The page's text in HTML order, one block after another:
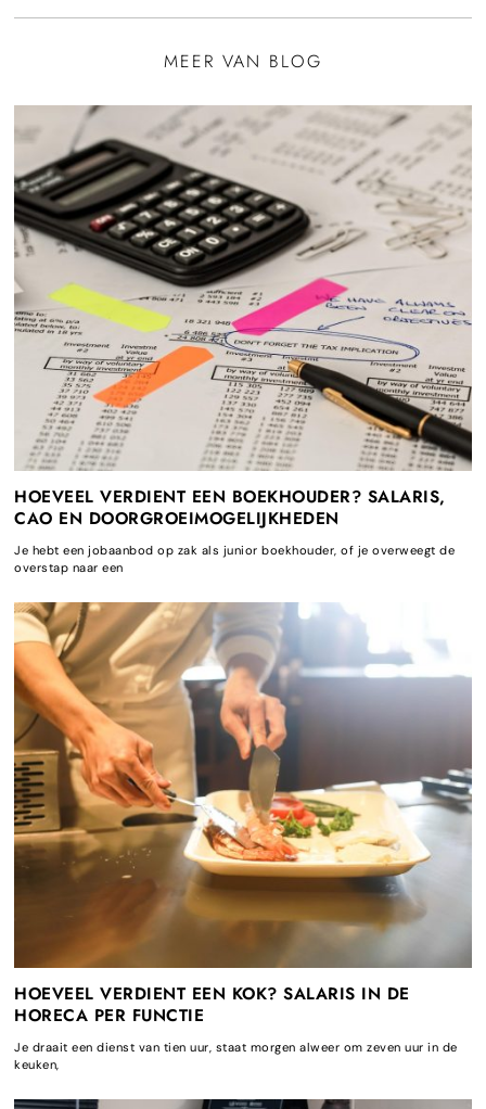
MEER VAN BLOG
HOEVEEL VERDIENT EEN BOEKHOUDER? SALARIS,
CAO EN DOORGROEIMOGELIJKHEDEN
Je hebt een jobaanbod op zak als junior boekhouder, of je overweegt de
overstap naar een
HOEVEEL VERDIENT EEN KOK? SALARIS IN DE
HORECA PER FUNCTIE
Je draait een dienst van tien uur, staat morgen alweer om zeven uur in de
keuken,